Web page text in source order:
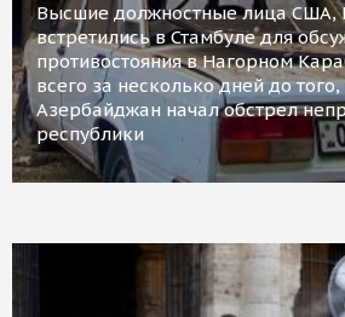
Высшие должностные лица США,
встретились в Стамбуле для
противостояния в Нагорном
всего за несколько дней до
Азербайджан начал обстрел
республики